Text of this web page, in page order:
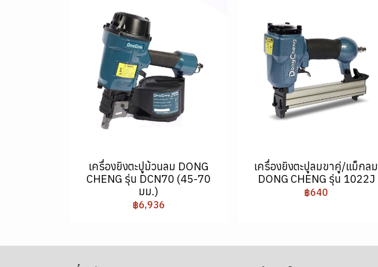
เครื่องยิงตะปูม้วนลม DONG
CHENG รุ่น DCN70 (45-70
มม.)
฿6,936
เครื่องยิงตะปูลมขาคู่/แม็กลม
DONG CHENG รุ่น 1022J
฿640